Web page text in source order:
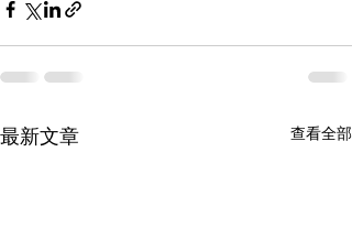
最新文章 查看全部